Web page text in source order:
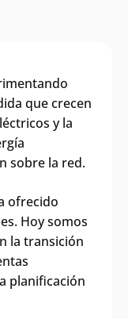
que crecen
y la
sobre la red.
ofrecido
Hoy somos
la transición
planificación